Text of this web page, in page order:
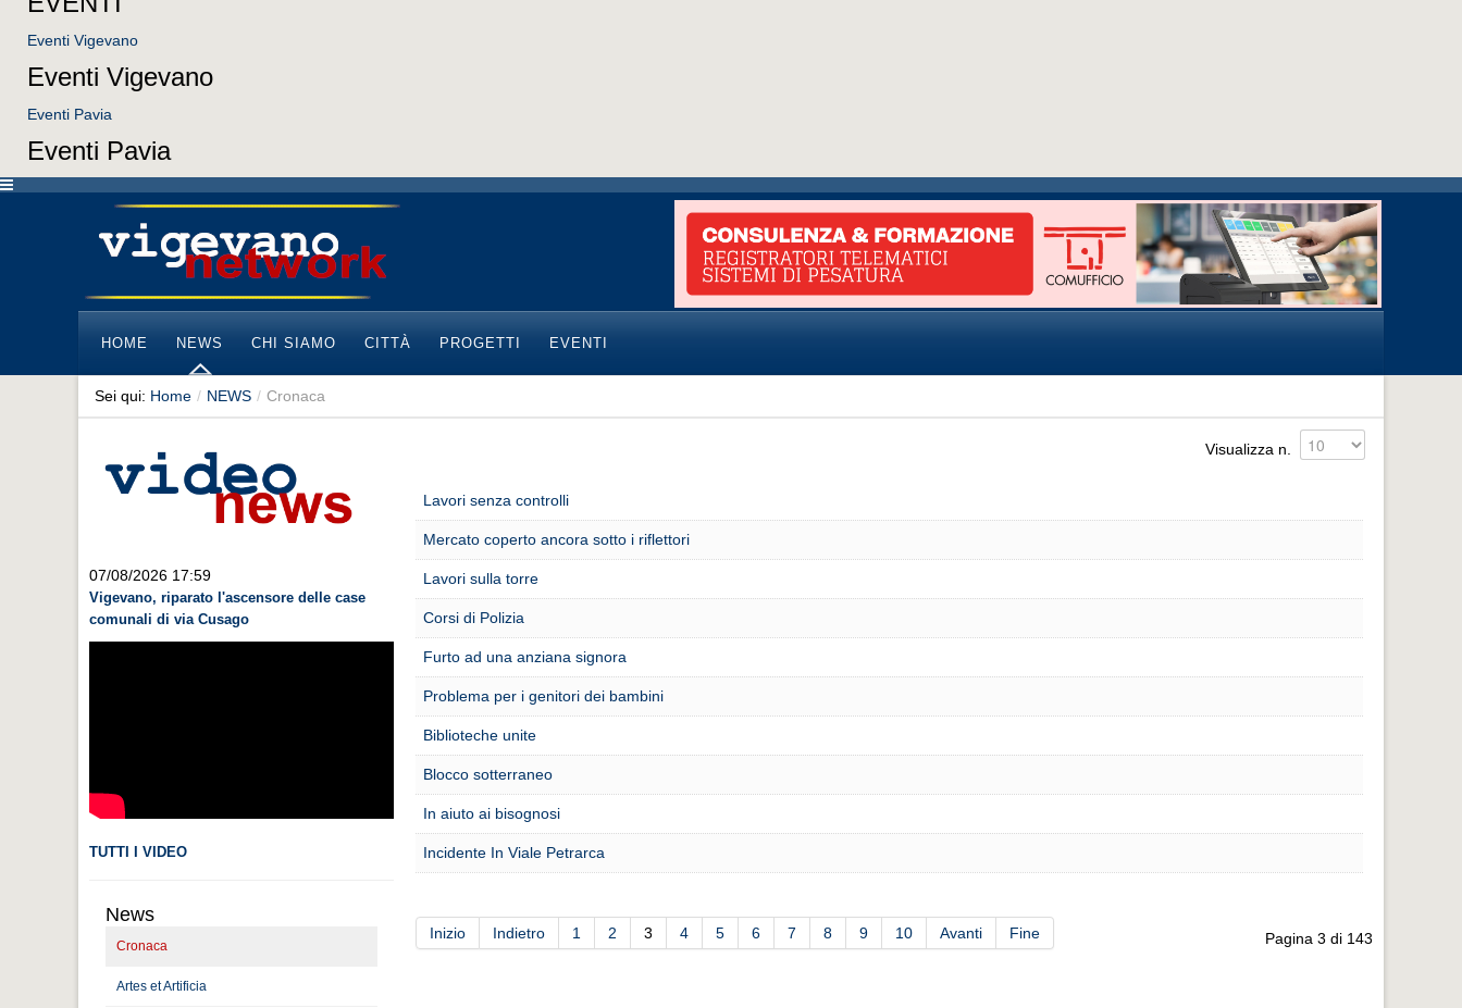
Eventi Vigevano
Eventi Vigevano
Eventi Pavia
Eventi Pavia
HOME NEWS CHI SIAMO CITTÀ PROGETTI EVENTI
Sei qui: Home / NEWS / Cronaca
07/08/2026 17:59
Vigevano, riparato l'ascensore delle case
comunali di via Cusago
TUTTI I VIDEO
News
Cronaca
Artes et Artificia
Visualizza n.
Lavori senza controlli
Mercato coperto ancora sotto i riflettori
Lavori sulla torre
Corsi di Polizia
Furto ad una anziana signora
Problema per i genitori dei bambini
Biblioteche unite
Blocco sotterraneo
In aiuto ai bisognosi
Incidente In Viale Petrarca
Pagina 3 di 143
Inizio Indietro 1 2 3 4 5 6 7 8 9 10 Avanti Fine